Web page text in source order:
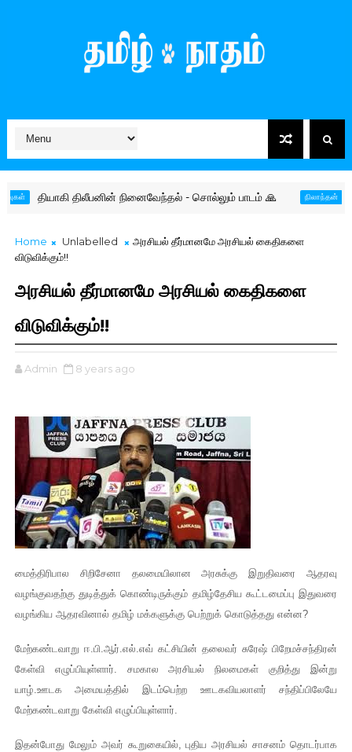
தியாகி திலீபனின் நினைவேந்தல் - சொல்லும் பாடம் 🙏 நிலாந்தன்
Home Unlabelled
அரசியல் தீர்மானமே அரசியல் கைதிகளை
விடுவிக்கும்!!
அரசியல் தீர்மானமே அரசியல் கைதிகளை
விடுவிக்கும்!!
Admin 8 years ago
மைத்திரிபால சிறிசேனா தலமையிலான அரசுக்கு இறுதிவரை ஆதரவு
வழங்குவதற்கு துடித்துக் கொண்டிருக்கும் தமிழ்தேசிய கூட்டமைப்பு இதுவரை
வழங்கிய ஆதரவினால் தமிழ் மக்களுக்கு பெற்றுக் கொடுத்தது என்ன?
மேற்கண்டவாறு ஈ.பி.ஆர்.எல்.எவ் கட்சியின் தலைவர் சுரேஷ் பிறேமச்சந்திரன்
கேள்வி எழுப்பியுள்ளார். சமகால அரசியல் நிலமைகள் குறித்து இன்று
யாழ்.ஊடக அமையத்தில் இடம்பெற்ற ஊடகவியலாளர் சந்திப்பிலேயே
மேற்கண்டவாறு கேள்வி எழுப்பியுள்ளார்.
இதன்போது மேலும் அவர் கூறுகையில், புதிய அரசியல் சாசனம் தொடர்பாக